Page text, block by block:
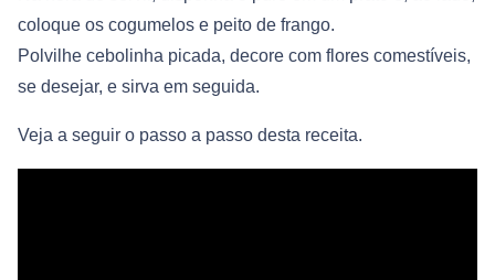
coloque os cogumelos e peito de frango.
Polvilhe cebolinha picada, decore com flores comestíveis,
se desejar, e sirva em seguida.
Veja a seguir o passo a passo desta receita.